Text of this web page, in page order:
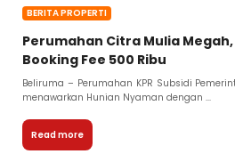
BERITA PROPERTI
Perumahan Citra Mulia
Booking Fee 500 Ribu
Beliruma – Perumahan KPR Subsidi
menawarkan Hunian Nyaman dengan ...
Read more